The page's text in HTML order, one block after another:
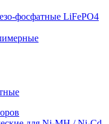
фосфатные LiFePO4